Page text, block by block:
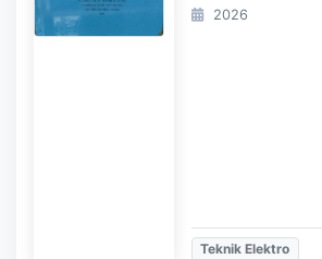
2026
Teknik Elektro